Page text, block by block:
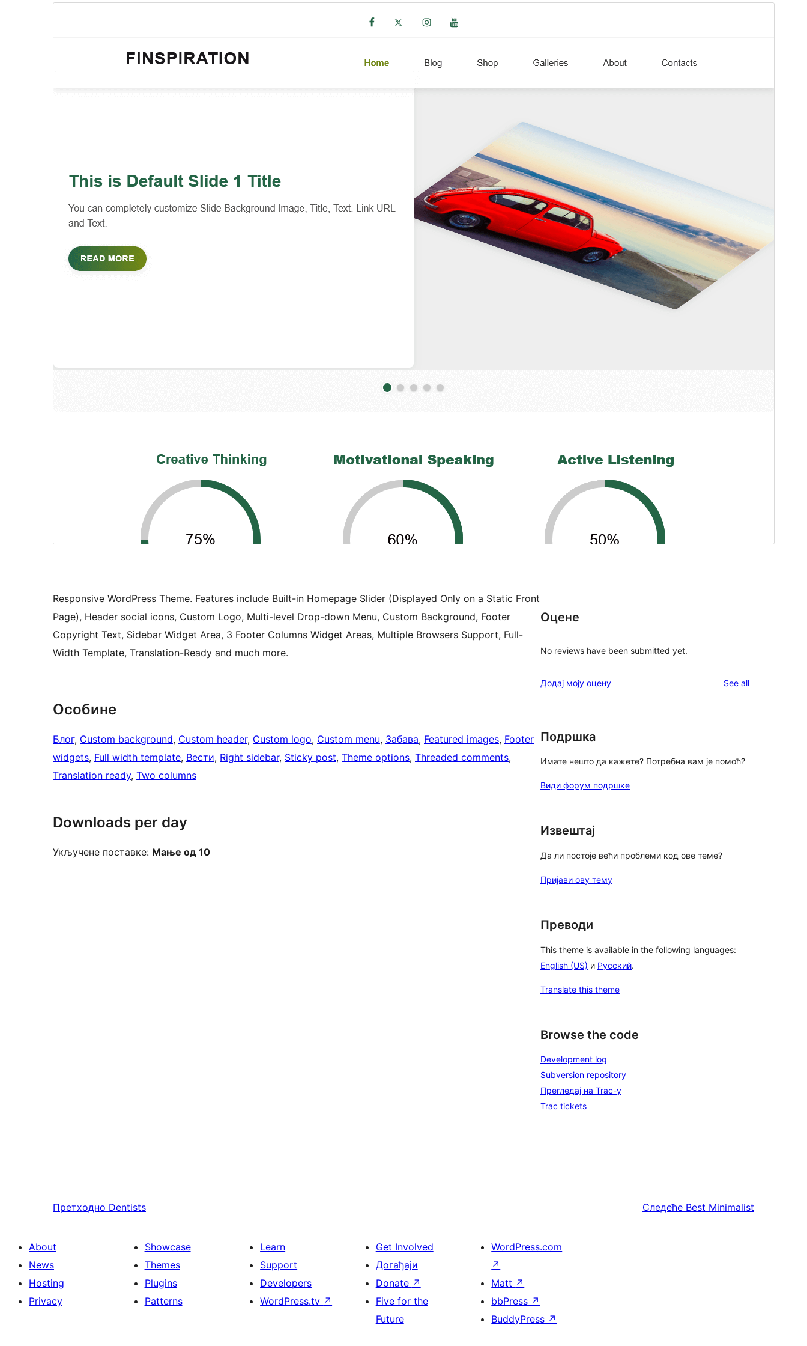
Издање
1.5.2
Active installations
Responsive WordPress Theme. Features include Built-in Homepage Slider (Displayed Only on a Static Front
Page), Header social icons, Custom Logo, Multi-level Drop-down Menu, Custom Background, Footer
Copyright Text, Sidebar Widget Area, 3 Footer Columns Widget Areas, Multiple Browsers Support, Full-
Width Template, Translation-Ready and much more.
Особине
Блог, Custom background, Custom header, Custom logo, Custom menu, Забава, Featured images, Footer
widgets, Full width template, Вести, Right sidebar, Sticky post, Theme options, Threaded comments
Translation ready, Two columns
Downloads per day
Укључене поставке: Мање од 10
Оцене
No reviews have been submitted yet.
Додај моју оцену See allreviews
Подршка
Имате нешто да кажете? Потребна вам је помоћ?
Види форум подршке
Извештај
Да ли постоје већи проблеми код ове теме?
Пријави ову тему
Преводи
This theme is available in the following languages:
English (US) и Русский.
Translate this theme
Browse the code
Development log
Subversion repository
Прегледај на Trac-у
Trac tickets
Претходно Dentists Следеће Best Minimalist
About
News
Hosting
Privacy
Showcase
Themes
Plugins
Patterns
Learn
Support
Developers
WordPress.tv ↗
Get Involved
Догађаји
Donate ↗
Five for the
Future
WordPress.com
↗
Matt ↗
bbPress ↗
BuddyPress ↗